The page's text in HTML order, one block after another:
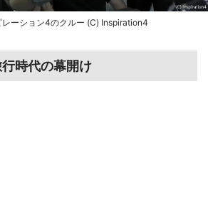
ーション4のクルー (C) Inspiration4
時代の幕開け